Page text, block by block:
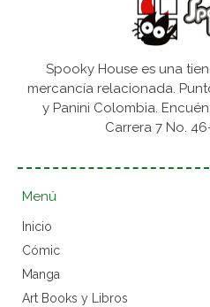
Spooky House es una
mercancía relacionada.
y Panini Colombia.
Carrera 7 No.
Menú
Inicio
Cómic
Manga
Art Books y Libros